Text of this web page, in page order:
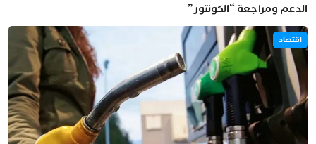
الدعم ومراجعة “الكونتور”
اقتصاد